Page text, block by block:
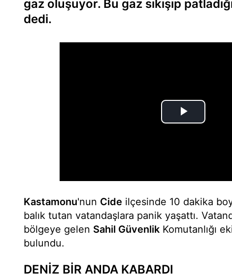
gaz oluşuyor. Bu gaz sıkışıp
dedi.
Kastamonu'nun Cide ilçesinde 10 dakika
balık tutan vatandaşlara panik yaşattı.
bölgeye gelen Sahil Güvenlik Komutanlığı
bulundu.
DENİZ BİR ANDA KABARDI